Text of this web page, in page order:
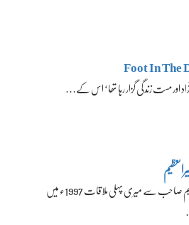
Foot In The
اور مست زندگی گزار رہا تھا‘ اس کے…
امیرالعظیم صاحب سے میری پہلی ملاقات 1997ء میں